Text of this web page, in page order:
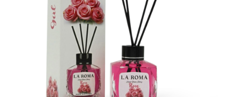
Masca & Gel de par
Servetele Umede & Uscate